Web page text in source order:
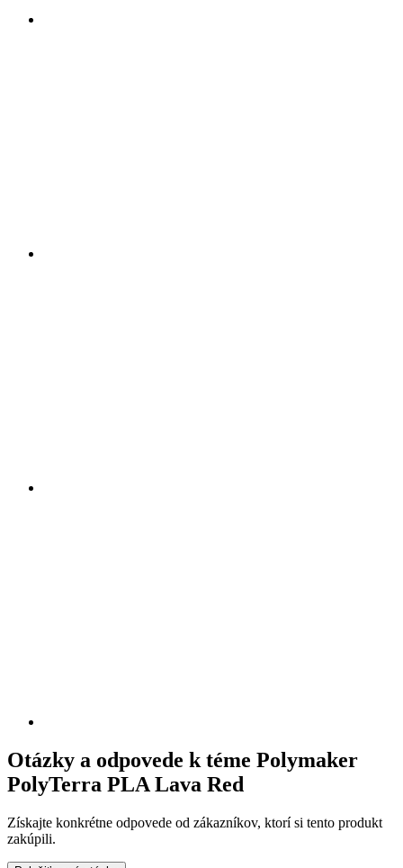
Otázky a odpovede k téme Polymaker
PolyTerra PLA Lava Red
Získajte konkrétne odpovede od zákazníkov, ktorí si tento produkt
zakúpili.